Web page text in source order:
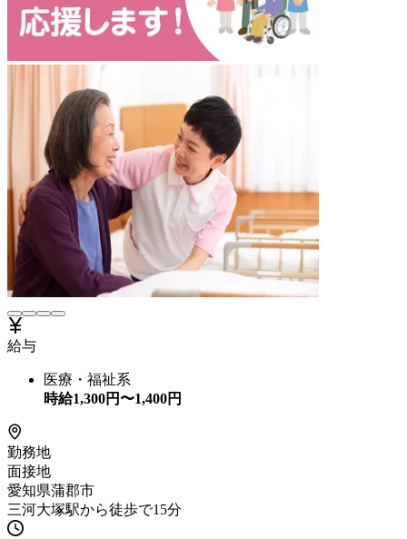
給与
医療・福祉系
時給1,300円〜1,400円
勤務地
面接地
愛知県蒲郡市
三河大塚駅から徒歩で15分